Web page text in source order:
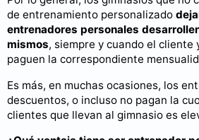
de entrenamiento personalizado
entrenadores personales
mismos, siempre y cuando el cliente
paguen la correspondiente
Es más, en muchas ocasiones, los
descuentos, o incluso no pagan la
clientes que llevan al gimnasio es